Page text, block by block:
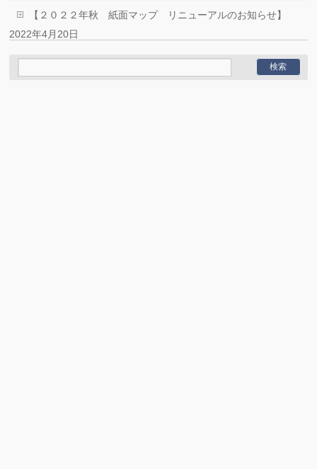
【２０２２年秋 紙面マップ リニューアルのお知らせ】
2022年4月20日